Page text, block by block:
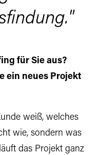
für Sie aus?
ein neues Projekt
weiß, welches
wie, sondern was
das Projekt ganz